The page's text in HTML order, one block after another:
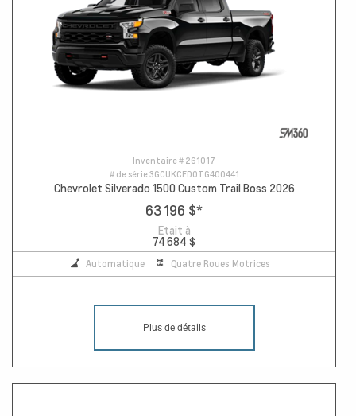
Inventaire # 261017
# de série3GCUKCED0TG400441
Chevrolet Silverado 1500 Custom Trail Boss 2026
63 196 $*
Etait à
74 684 $
Automatique Quatre Roues Motrices
Plus de détails